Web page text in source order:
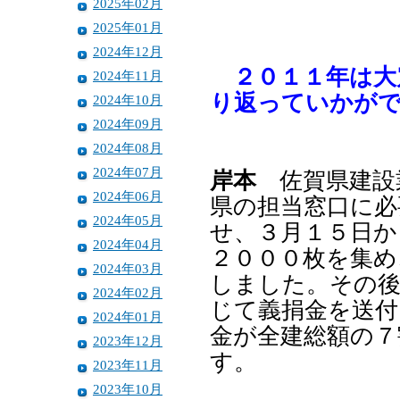
2025年02月
2025年01月
2024年12月
2024年11月
2024年10月
2024年09月
2024年08月
2024年07月
2024年06月
2024年05月
2024年04月
2024年03月
2024年02月
2024年01月
2023年12月
2023年11月
2023年10月
２０１１年は大
り返っていかが
岸本佐賀県建設
県の担当窓口に
せ、３月１５日
２０００枚を集
しました。その
じて義捐金を送
金が全建総額の
す。